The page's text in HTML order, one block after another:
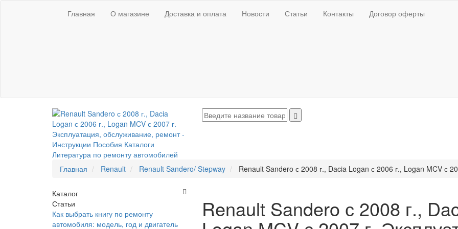
Главная О магазине Доставка и оплата Новости Статьи Контакты Договор оферты
Главная Renault Renault Sandero/ Stepway Renault Sandero с 2008 г., Dacia Logan с 2006 г., Logan MCV с
Каталог
Статьи
Как выбрать книгу по ремонту
автомобиля: модель, год и двигатель
Renault Sandero с 2008 г.,